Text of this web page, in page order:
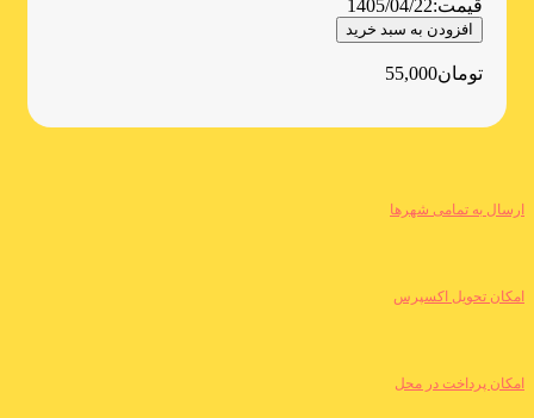
قیمت:1405/04/22
افزودن به سبد خرید
تومان55,000
ارسال به تمامی شهرها
امکان تحویل اکسپرس
امکان پرداخت در محل